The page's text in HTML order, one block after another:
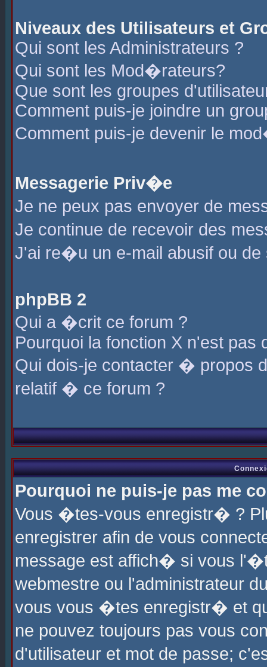
Niveaux des Utilisateurs et
Qui sont les Administrateurs ?
Qui sont les Mod�rateurs?
Que sont les groupes
Comment puis-je joindre un
Comment puis-je devenir le
Messagerie Priv�e
Je ne peux pas envoyer de
Je continue de recevoir des
J'ai re�u un e-mail abusif ou de
phpBB 2
Qui a �crit ce forum ?
Pourquoi la fonction X n'est pas
Qui dois-je contacter � propos
relatif � ce forum ?
Pourquoi ne puis-je pas me
Vous �tes-vous enregistr� ?
enregistrer afin de vous
message est affich� si vous
webmestre ou l'administrateur
vous vous �tes enregistr� et
ne pouvez toujours pas vous
d'utilisateur et mot de passe;